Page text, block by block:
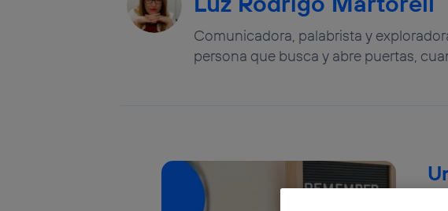
Comunicadora, palabrista y
persona que busca y abre puertas,